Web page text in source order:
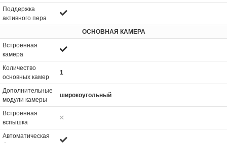
Поддержка
активного пера
ОСНОВНАЯ КАМЕРА
Встроенная
камера
Количество
основных камер
1
Дополнительные
модули камеры
широкоугольный
Встроенная
вспышка
Автоматическая